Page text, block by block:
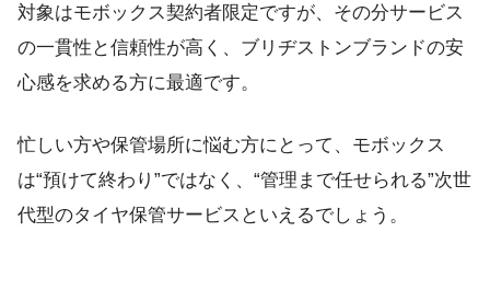
対象はモボックス契約者限定ですが、その分サービス
の一貫性と信頼性が高く、ブリヂストンブランドの安
心感を求める方に最適です。
忙しい方や保管場所に悩む方にとって、モボックス
は“預けて終わり”ではなく、“管理まで任せられる”次世
代型のタイヤ保管サービスといえるでしょう。